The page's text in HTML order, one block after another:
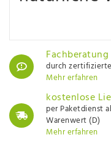
Fachberatung
durch
Mehr erfahren
kostenlose
per Paketdienst
Warenwert (D)
Mehr erfahren